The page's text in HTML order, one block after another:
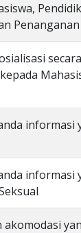
informasi